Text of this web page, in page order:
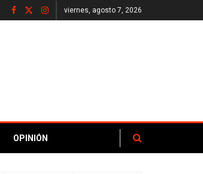
viernes, agosto 7, 2026
OPINIÓN